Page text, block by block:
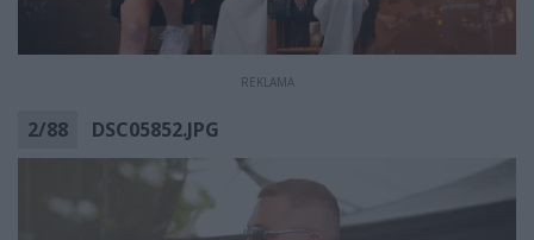
REKLAMA
2/88 DSC05852.JPG